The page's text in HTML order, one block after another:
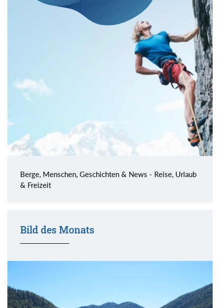
Berge, Menschen, Geschichten & News - Reise, Urlaub
& Freizeit
Bild des Monats